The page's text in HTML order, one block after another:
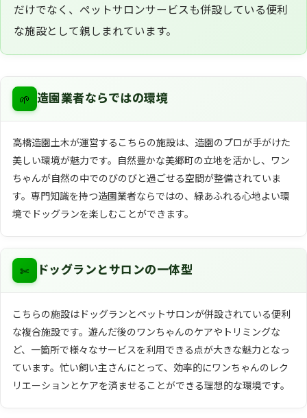
だけでなく、ペットサロンサービスも併設している便利
な施設として親しまれています。
🌱 造園業者ならではの環境
高橋造園土木が運営するこちらの施設は、造園のプロが手がけた
美しい環境が魅力です。自然豊かな美郷町の立地を活かし、ワン
ちゃんが自然の中でのびのびと過ごせる空間が整備されていま
す。専門知識を持つ造園業者ならではの、緑あふれる心地よい環
境でドッグランを楽しむことができます。
✄ ドッグランとサロンの一体型
こちらの施設はドッグランとペットサロンが併設されている便利
な複合施設です。遊んだ後のワンちゃんのケアやトリミングな
ど、一箇所で様々なサービスを利用できる点が大きな魅力となっ
ています。忙い飼い主さんにとって、効率的にワンちゃんのレク
リエーションとケアを済ませることができる理想的な環境です。